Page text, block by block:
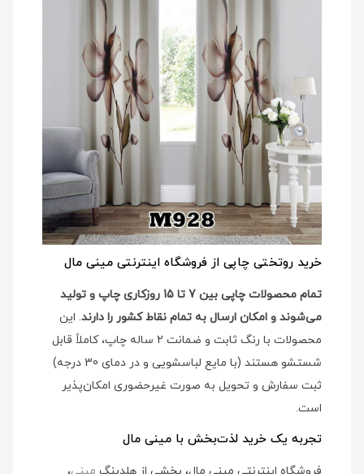
خرید روتختی چاپی از فروشگاه اینترنتی مینی مال
تمام محصولات چاپی بین 7 تا 15 روزکاری چاپ و تولید
می‌شوند و امکان ارسال به تمام نقاط کشور را دارند. این
محصولات با رنگ ثابت و ضمانت 2 ساله چاپ، کاملاً قابل
شستشو هستند (با مایع لباسشویی و در دمای 30 درجه)
ثبت سفارش و تحویل به صورت غیرحضوری امکان‌پذیر
است.
تجربه یک خرید لذت‌بخش با مینی مال